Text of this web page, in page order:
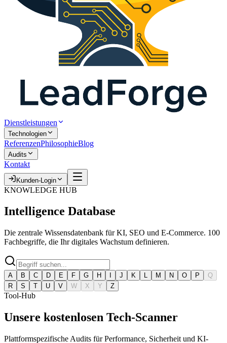
Dienstleistungen
Technologien
ReferenzenPhilosophieBlog
Audits
Kontakt
Kunden-Login
KNOWLEDGE HUB
Intelligence Database
Die zentrale Wissensdatenbank für KI, SEO und E-Commerce. 100
Fachbegriffe, die Ihr digitales Wachstum definieren.
A B C D E F G H J K L M N O P
Q
R
S T U V W X Y Z
Tool-Hub
Unsere kostenlosen Tech-Scanner
Plattformspezifische Audits für Performance, Sicherheit und KI-